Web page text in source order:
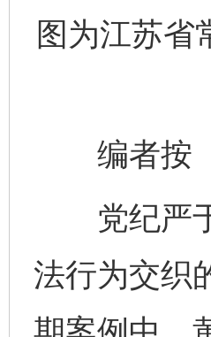
图为江苏省
编者按
党纪严于
法行为交织